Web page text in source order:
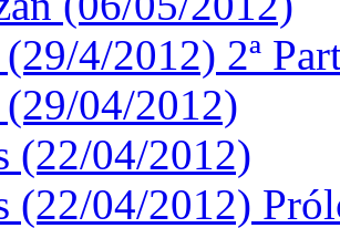
4/2012) 2ª
04/2012)
(22/04/2012)
(22/04/2012)